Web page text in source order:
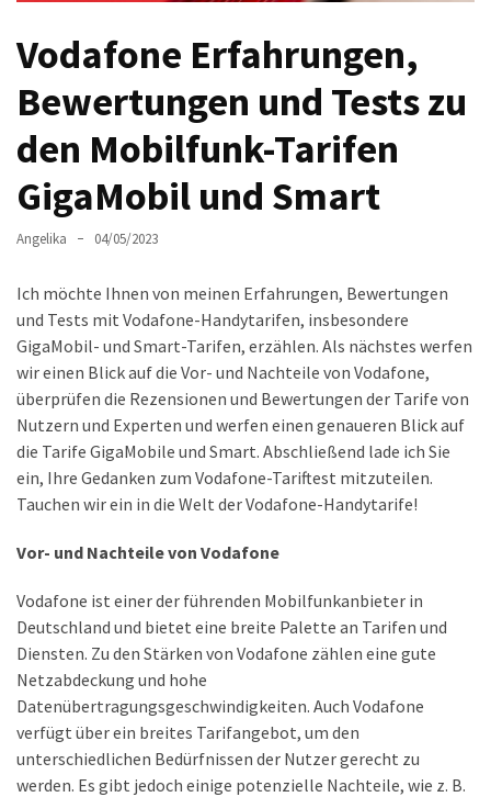
perfekte
Wahl:
Vergleich
zwischen
dem
Samsung
Tab
S10
Lite
und
dem
Apple
iPad
Pro
13-
Essentials-
Ratgeber:
Lokale
oder
internationale
SIM-
Karte
Vodafone Erfahrungen,
Bewertungen und Tests zu
den Mobilfunk-Tarifen
GigaMobil und Smart
Angelika 04/05/2023
Ich möchte Ihnen von meinen Erfahrungen, Bewertungen
und Tests mit Vodafone-Handytarifen, insbesondere
GigaMobil- und Smart-Tarifen, erzählen. Als nächstes werfen
wir einen Blick auf die Vor- und Nachteile von Vodafone,
überprüfen die Rezensionen und Bewertungen der Tarife von
Nutzern und Experten und werfen einen genaueren Blick auf
die Tarife GigaMobile und Smart. Abschließend lade ich Sie
ein, Ihre Gedanken zum Vodafone-Tariftest mitzuteilen.
Tauchen wir ein in die Welt der Vodafone-Handytarife!
Vor- und Nachteile von Vodafone
Vodafone ist einer der führenden Mobilfunkanbieter in
Deutschland und bietet eine breite Palette an Tarifen und
Diensten. Zu den Stärken von Vodafone zählen eine gute
Netzabdeckung und hohe
Datenübertragungsgeschwindigkeiten. Auch Vodafone
verfügt über ein breites Tarifangebot, um den
unterschiedlichen Bedürfnissen der Nutzer gerecht zu
werden. Es gibt jedoch einige potenzielle Nachteile, wie z. B.